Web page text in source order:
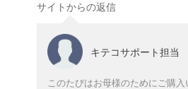
サイトからの返信
キテコサポート担当
このたびはお母様のためにご購